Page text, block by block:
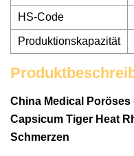
HS-Code
Produktionskapazität
China Medical
Capsicum Tiger Heat
Schmerzen